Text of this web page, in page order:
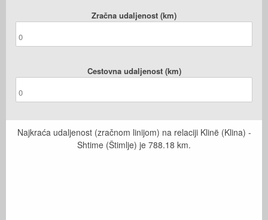
Zračna udaljenost (km)
Cestovna udaljenost (km)
Najkraća udaljenost (zračnom linijom) na relaciji Klinë (Klina) -
Shtime (Štimlje) je 788.18 km.